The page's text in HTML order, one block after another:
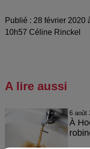
Publié : 28 février 2020
10h57 Céline Rinckel
A lire aussi
6 août
À